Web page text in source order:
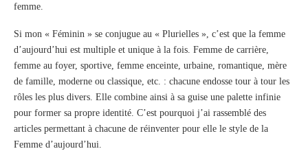
femme.
Si mon « Féminin » se conjugue au « Plurielles », c’est que la femme
d’aujourd’hui est multiple et unique à la fois. Femme de carrière,
femme au foyer, sportive, femme enceinte, urbaine, romantique, mère
de famille, moderne ou classique, etc. : chacune endosse tour à tour les
rôles les plus divers. Elle combine ainsi à sa guise une palette infinie
pour former sa propre identité. C’est pourquoi j’ai rassemblé des
articles permettant à chacune de réinventer pour elle le style de la
Femme d’aujourd’hui.